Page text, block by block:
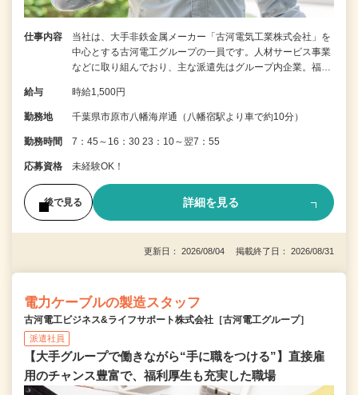
仕事内容
当社は、大手非鉄金属メーカー「古河電気工業株式会社」を
中心とする古河電工グループの一員です。人材サービス事業
などに取り組んでおり、主な派遣先はグループ内企業。福…
給与 時給1,500円
勤務地 千葉県市原市八幡海岸通（八幡宿駅より車で約10分）
勤務時間 7：45～16：30 23：10～翌7：55
応募資格 未経験OK！
後で見る 詳細を見る
更新日： 2026/08/04 掲載終了日： 2026/08/31
電力ケーブルの製造スタッフ
古河電工ビジネス&ライフサポート株式会社［古河電工グループ］
派遣社員
【大手グループで働きながら“手に職をつける”】直接雇
用のチャンス豊富で、福利厚生も充実した職場